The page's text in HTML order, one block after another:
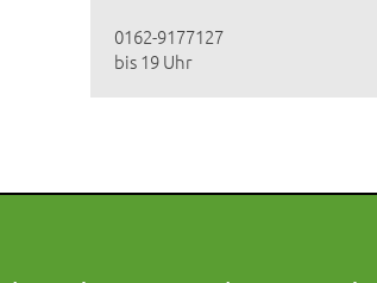
0162-9177127
bis 19 Uhr